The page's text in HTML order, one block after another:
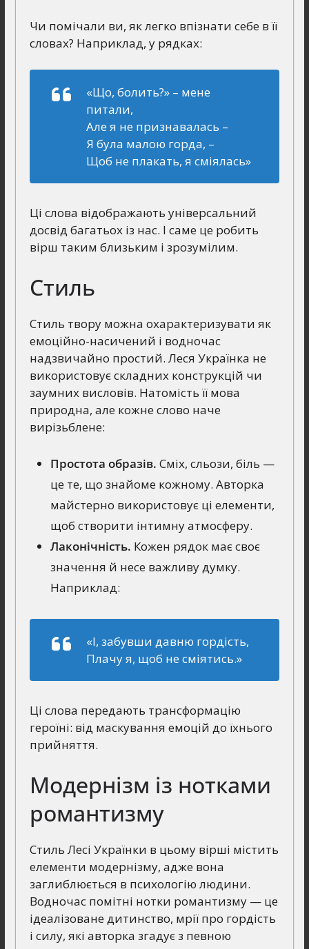
Чи помічали ви, як легко впізнати себе в її
словах? Наприклад, у рядках:
«Що, болить?» – мене
питали,
Але я не признавалась –
Я була малою горда, –
Щоб не плакать, я сміялась»
Ці слова відображають універсальний
досвід багатьох із нас. І саме це робить
вірш таким близьким і зрозумілим.
Стиль
Стиль твору можна охарактеризувати як
емоційно-насичений і водночас
надзвичайно простий. Леся Українка не
використовує складних конструкцій чи
заумних висловів. Натомість її мова
природна, але кожне слово наче
вирізьблене:
Простота образів. Сміх, сльози, біль —
це те, що знайоме кожному. Авторка
майстерно використовує ці елементи,
щоб створити інтимну атмосферу.
Лаконічність. Кожен рядок має своє
значення й несе важливу думку.
Наприклад:
«І, забувши давню гордість,
Плачу я, щоб не сміятись.»
Ці слова передають трансформацію
героїні: від маскування емоцій до їхнього
прийняття.
Модернізм із нотками
романтизму
Стиль Лесі Українки в цьому вірші містить
елементи модернізму, адже вона
заглиблюється в психологію людини.
Водночас помітні нотки романтизму — це
ідеалізоване дитинство, мрії про гордість
і силу, які авторка згадує з певною